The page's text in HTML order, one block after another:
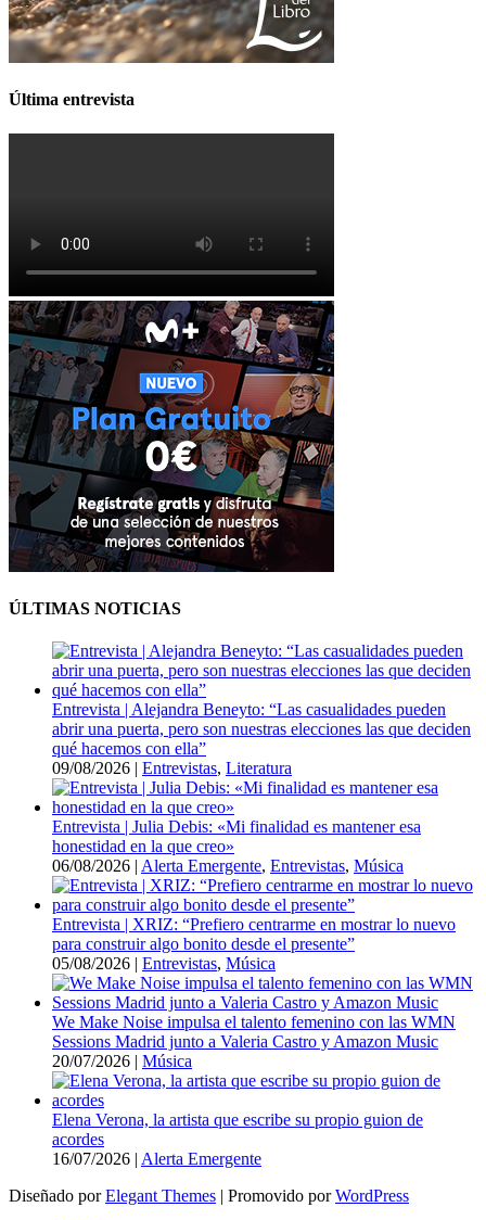
Última entrevista
ÚLTIMAS NOTICIAS
Entrevista | Alejandra Beneyto: “Las casualidades pueden
abrir una puerta, pero son nuestras elecciones las que deciden
qué hacemos con ella”
09/08/2026 | Entrevistas, Literatura
Entrevista | Julia Debis: «Mi finalidad es mantener esa
honestidad en la que creo»
06/08/2026 | Alerta Emergente, Entrevistas, Música
Entrevista | XRIZ: “Prefiero centrarme en mostrar lo nuevo
para construir algo bonito desde el presente”
05/08/2026 | Entrevistas, Música
We Make Noise impulsa el talento femenino con las WMN
Sessions Madrid junto a Valeria Castro y Amazon Music
20/07/2026 | Música
Elena Verona, la artista que escribe su propio guion de
acordes
16/07/2026 | Alerta Emergente
Diseñado porElegant Themes | Promovido porWordPress